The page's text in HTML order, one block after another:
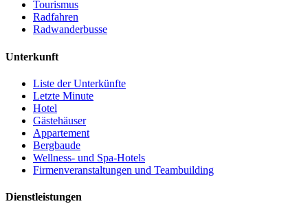
Tourismus
Radfahren
Radwanderbusse
Unterkunft
Liste der Unterkünfte
Letzte Minute
Hotel
Gästehäuser
Appartement
Bergbaude
Wellness- und Spa-Hotels
Firmenveranstaltungen und Teambuilding
Dienstleistungen